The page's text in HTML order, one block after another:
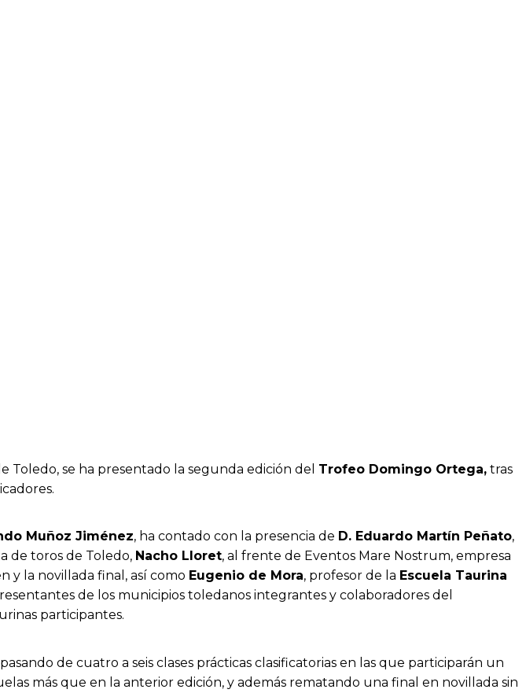
Toledo, se ha presentado la segunda edición del Trofeo Domingo Ortega, tras
Muñoz Jiménez, ha contado con la presencia de D. Eduardo Martín Peñato,
de toros de Toledo, Nacho Lloret, al frente de Eventos Mare Nostrum, empresa
y la novillada final, así como Eugenio de Mora, profesor de la Escuela Taurina
de los municipios toledanos integrantes y colaboradores del
participantes.
de cuatro a seis clases prácticas clasificatorias en las que participarán un
más que en la anterior edición, y además rematando una final en novillada sin